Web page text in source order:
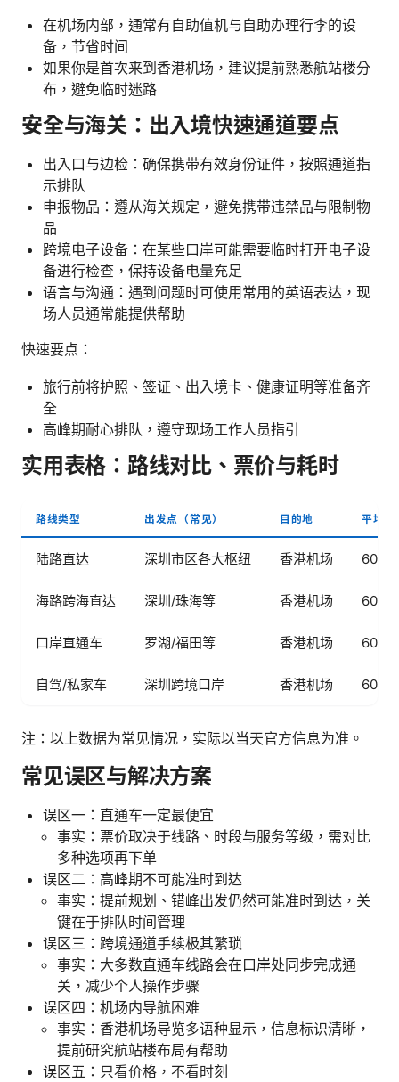
在机场内部，通常有自助值机与自助办理行李的设
备，节省时间
如果你是首次来到香港机场，建议提前熟悉航站楼分
布，避免临时迷路
安全与海关：出入境快速通道要点
出入口与边检：确保携带有效身份证件，按照通道指
示排队
申报物品：遵从海关规定，避免携带违禁品与限制物
品
跨境电子设备：在某些口岸可能需要临时打开电子设
备进行检查，保持设备电量充足
语言与沟通：遇到问题时可使用常用的英语表达，现
场人员通常能提供帮助
快速要点：
旅行前将护照、签证、出入境卡、健康证明等准备齐
全
高峰期耐心排队，遵守现场工作人员指引
实用表格：路线对比、票价与耗时
路线类型 出发点（常见） 目的地 平均耗
陆路直达 深圳市区各大枢纽 香港机场
海路跨海直达 深圳/珠海等 香港机场
口岸直通车 罗湖/福田等 香港机场
自驾/私家车 深圳跨境口岸 香港机场
注：以上数据为常见情况，实际以当天官方信息为准。
常见误区与解决方案
误区一：直通车一定最便宜
事实：票价取决于线路、时段与服务等级，需对比
多种选项再下单
误区二：高峰期不可能准时到达
事实：提前规划、错峰出发仍然可能准时到达，关
键在于排队时间管理
误区三：跨境通道手续极其繁琐
事实：大多数直通车线路会在口岸处同步完成通
关，减少个人操作步骤
误区四：机场内导航困难
事实：香港机场导览多语种显示，信息标识清晰，
提前研究航站楼布局有帮助
误区五：只看价格，不看时刻